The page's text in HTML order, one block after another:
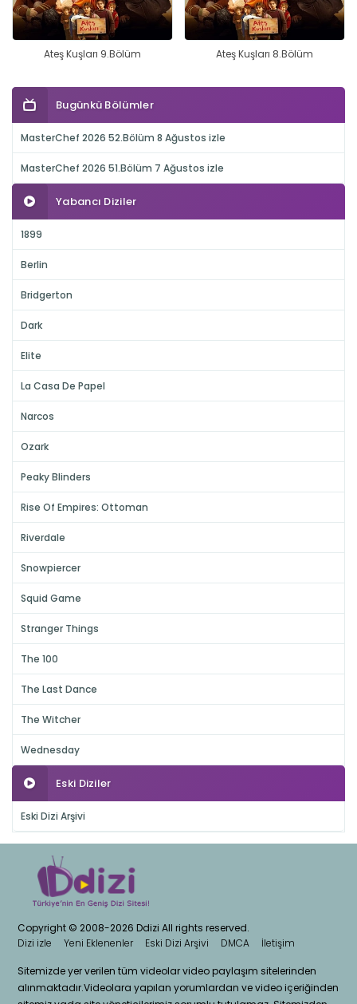
Ateş Kuşları 9.Bölüm Ateş Kuşları 8.Bölüm
Bugünkü Bölümler
MasterChef 2026 52.Bölüm 8 Ağustos izle
MasterChef 2026 51.Bölüm 7 Ağustos izle
Yabancı Diziler
1899
Berlin
Bridgerton
Dark
Elite
La Casa De Papel
Narcos
Ozark
Peaky Blinders
Rise Of Empires: Ottoman
Riverdale
Snowpiercer
Squid Game
Stranger Things
The 100
The Last Dance
The Witcher
Wednesday
Eski Diziler
Eski Dizi Arşivi
Copyright © 2008-2026 Ddizi All rights reserved.
Dizi izle
Yeni Eklenenler Eski Dizi Arşivi DMCA İletişim
Sitemizde yer verilen tüm videolar video paylaşım sitelerinden
alınmaktadır.Videolara yapılan yorumlardan ve video içeriğinden